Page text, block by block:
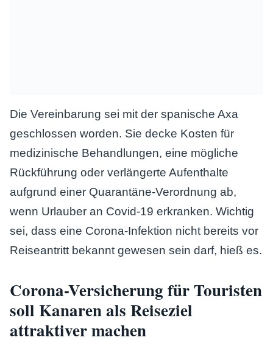
Die Vereinbarung sei mit der spanische Axa
geschlossen worden. Sie decke Kosten für
medizinische Behandlungen, eine mögliche
Rückführung oder verlängerte Aufenthalte
aufgrund einer Quarantäne-Verordnung ab,
wenn Urlauber an Covid-19 erkranken. Wichtig
sei, dass eine Corona-Infektion nicht bereits vor
Reiseantritt bekannt gewesen sein darf, hieß es.
Corona-Versicherung für Touristen
soll Kanaren als Reiseziel
attraktiver machen